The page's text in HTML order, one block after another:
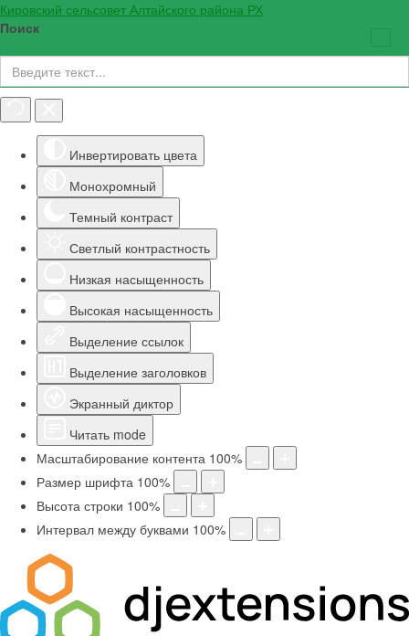
Инструменты доступности
Инвертировать цвета
Монохромный
Темный контраст
Светлый контрастность
Низкая насыщенность
Высокая насыщенность
Выделение ссылок
Выделение заголовков
Экранный диктор
Читать mode
Масштабирование контента 100%
Размер шрифта 100%
Высота строки 100%
Интервал между буквами 100%
Кировский сельсовет Алтайского района РХ
Поиск